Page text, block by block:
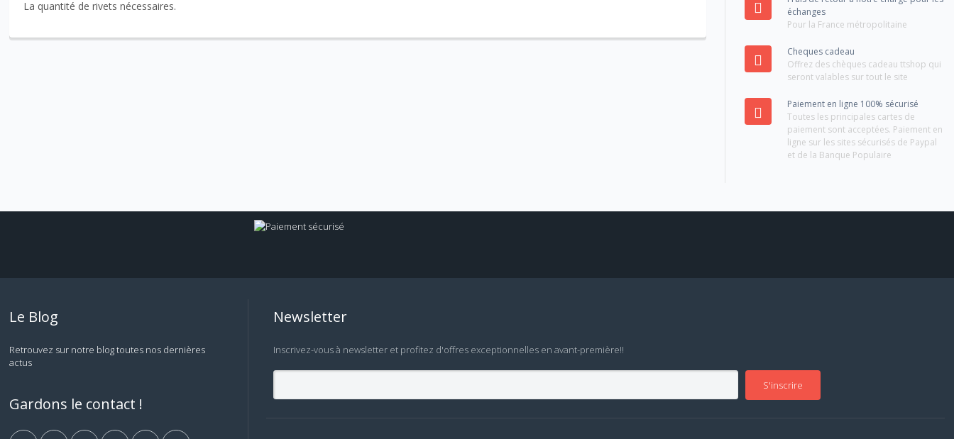
La quantité de rivets nécessaires.
échanges
Pour la France métropolitaine
Cheques cadeau
Offrez des chèques cadeau ttshop qui
seront valables sur tout le site
Paiement en ligne 100% sécurisé
Toutes les principales cartes de
paiement sont acceptées. Paiement en
ligne sur les sites sécurisés de Paypal
et de la Banque Populaire
Le Blog
Retrouvez sur notre blog toutes nos dernières
actus
Gardons le contact !
Newsletter
Inscrivez-vous à newsletter et profitez d'offres exceptionnelles en avant-première!!
S'inscrire